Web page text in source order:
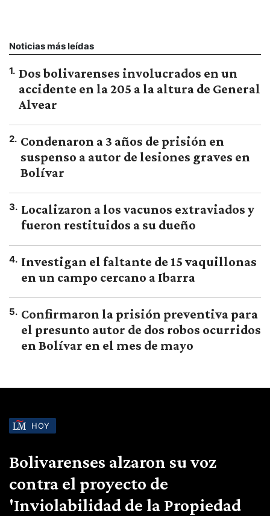
Noticias más leídas
1. Dos bolivarenses involucrados en un
accidente en la 205 a la altura de General
Alvear
2. Condenaron a 3 años de prisión en
suspenso a autor de lesiones graves en
Bolívar
3. Localizaron a los vacunos extraviados y
fueron restituidos a su dueño
4. Investigan el faltante de 15 vaquillonas
en un campo cercano a Ibarra
5. Confirmaron la prisión preventiva para
el presunto autor de dos robos ocurridos
en Bolívar en el mes de mayo
HOY
Bolivarenses alzaron su voz
contra el proyecto de
'Inviolabilidad de la Propiedad